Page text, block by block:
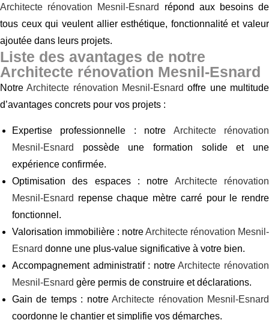
Architecte rénovation Mesnil-Esnard
répond aux besoins de
tous ceux qui veulent allier esthétique, fonctionnalité et valeur
ajoutée dans leurs projets.
Liste des avantages de notre
Architecte rénovation Mesnil-Esnard
NotreArchitecte rénovation Mesnil-Esnard offre une multitude
d’avantages concrets pour vos projets :
Expertise professionnelle : notre Architecte rénovation
Mesnil-Esnard
possède une formation solide et une
expérience confirmée.
Optimisation des espaces : notre Architecte rénovation
Mesnil-Esnard repense chaque mètre carré pour le rendre
fonctionnel.
Valorisation immobilière : notreArchitecte rénovation Mesnil-
Esnard donne une plus-value significative à votre bien.
Accompagnement administratif : notreArchitecte rénovation
Mesnil-Esnard gère permis de construire et déclarations.
Gain de temps : notreArchitecte rénovation Mesnil-Esnard
coordonne le chantier et simplifie vos démarches.